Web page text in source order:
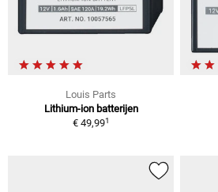
Louis Parts
Lithium-ion batterijen
€ 49,991